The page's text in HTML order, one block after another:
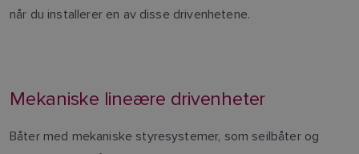
når du installerer en av disse drivenhetene.
Mekaniske lineære drivenheter
Båter med mekaniske styresystemer, som seilbåter og